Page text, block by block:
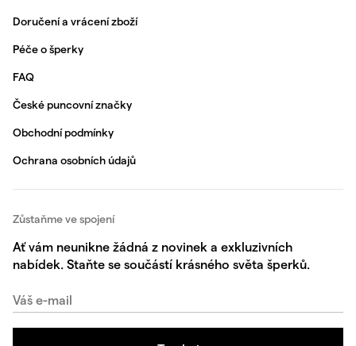
Doručení a vrácení zboží
Péče o šperky
FAQ
České puncovní značky
Obchodní podmínky
Ochrana osobních údajů
Zůstaňme ve spojení
Ať vám neunikne žádná z novinek a exkluzivních
nabídek. Staňte se součástí krásného světa šperků.